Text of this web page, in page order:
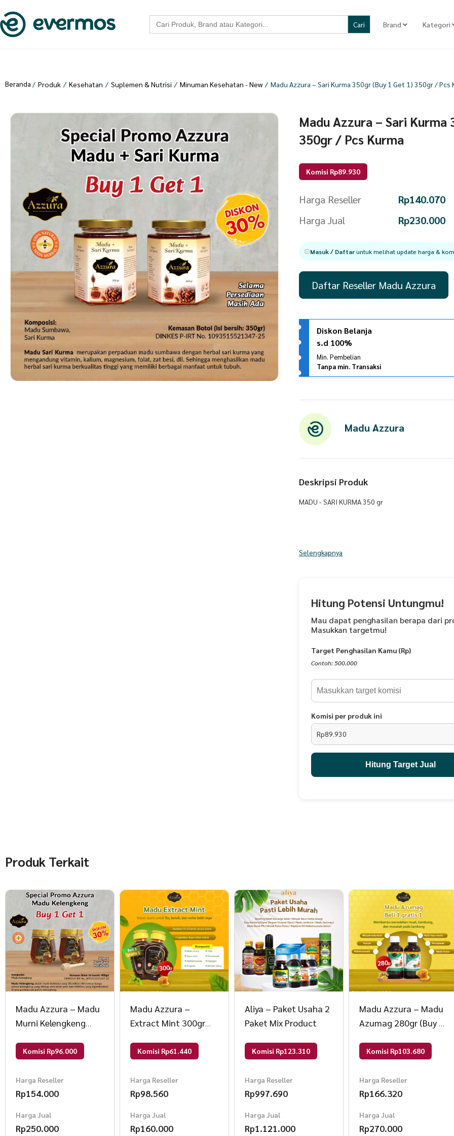
Search
for: Brand Kategori
Beranda / Produk / Kesehatan / Suplemen & Nutrisi / Minuman Kesehatan - New / Madu Azzura – Sari Kurma 350gr (Buy 1 Get 1) 350gr / Pcs
Madu Azzura – Sari Kurma
350gr / Pcs Kurma
Komisi Rp89.930
Harga Reseller Rp140.070
Harga Jual
Rp230.000
Masuk / Daftaruntuk melihat update harga &
Daftar Reseller Madu Azzura
Diskon Belanja
s.d 100%
Min. Pembelian
Tanpa min. Transaksi
Madu Azzura
Deskripsi Produk
MADU - SARI KURMA 350 gr
juga sebagai pencegah terjadinya penyakit dan
Sedangkan Kurma, adalah makanan kesukaan
disamping untuk mencukupi gizi dan kalori, juga
Dua kombinasi minuman dan makanan super ini,
banyak, dan dengan bentuk minuman,
dalam mengkonsumsi madu ini.
Memiliki kandungan Propolis, Bee Pollen dan
MANFAAT KOMPOSISI :
Madu yang digunakan adalah madu Sumatra,
kandungan Propolis, Bee Pollen, dan Royal Jelly.
Selengkapnya
Hitung Potensi Untungmu!
Mau dapat penghasilan berapa dari
Masukkan targetmu!
Target Penghasilan Kamu (Rp)
Contoh: 500.000
Komisi per produk ini
Rp89.930
Hitung Target Jual
Produk Terkait
Madu Azzura – Madu
Murni Kelengkeng
400gr / Pcs Madu
Komisi Rp96.000
Harga Reseller
Rp154.000
Harga Jual
Rp250.000
Madu Azzura –
Extract Mint 300gr
Madu
Komisi Rp61.440
Harga Reseller
Rp98.560
Harga Jual
Rp160.000
Aliya – Paket Usaha 2
Paket Mix Product
Komisi Rp123.310
Harga Reseller
Rp997.690
Harga Jual
Rp1.121.000
Madu Azzura – Madu
Azumag 280gr (Buy 1
Komisi Rp103.680
Harga Reseller
Rp166.320
Harga Jual
Rp270.000